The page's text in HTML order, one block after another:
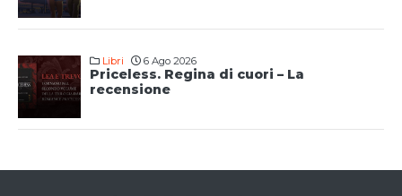
Libri 6 Ago 2026
Priceless. Regina di cuori – La
recensione